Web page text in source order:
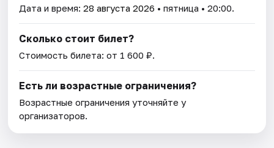
Дата и время:28 августа 2026 • пятница • 20:00.
Сколько стоит билет?
Стоимость билета: от 1 600 ₽.
Есть ли возрастные ограничения?
Возрастные ограничения уточняйте у
организаторов.